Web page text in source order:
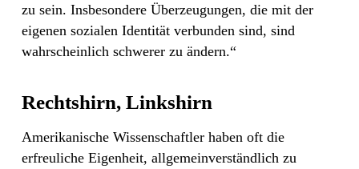
zu sein. Insbesondere Überzeugungen, die mit der
eigenen sozialen Identität verbunden sind, sind
wahrscheinlich schwerer zu ändern.“
Rechtshirn, Linkshirn
Amerikanische Wissenschaftler haben oft die
erfreuliche Eigenheit, allgemeinverständlich zu